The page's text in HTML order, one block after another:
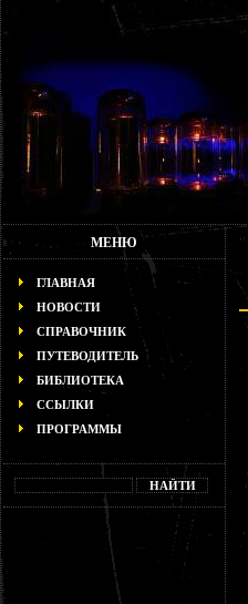
МЕНЮ
ГЛАВНАЯ
НОВОСТИ
СПРАВОЧНИК
ПУТЕВОДИТЕЛЬ
БИБЛИОТЕКА
ССЫЛКИ
ПРОГРАММЫ